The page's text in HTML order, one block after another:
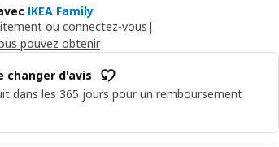
IKEA Family
ou connectez-vous |
pouvez obtenir
changer d'avis
dans les 365 jours pour un remboursement